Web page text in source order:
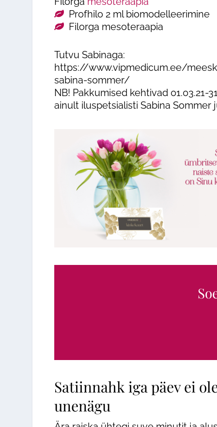
Profhilo 2 ml biomodelleerimine
Filorga mesoteraapia
Tutvu Sabinaga:
https://www.vipmedicum.ee/
sabina-sommer/
NB! Pakkumised kehtivad 01.03.21-
ainult iluspetsialisti Sabina Sommer
Satiinnahk iga päev ei
unenägu